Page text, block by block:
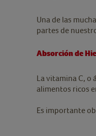
Una de las
partes de
Absorción de
La vitamina C, o
alimentos ricos
Es importante